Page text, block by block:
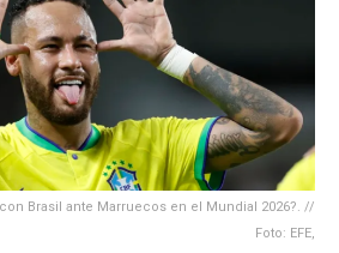
Brasil ante Marruecos en el Mundial 2026?. //
Foto: EFE,